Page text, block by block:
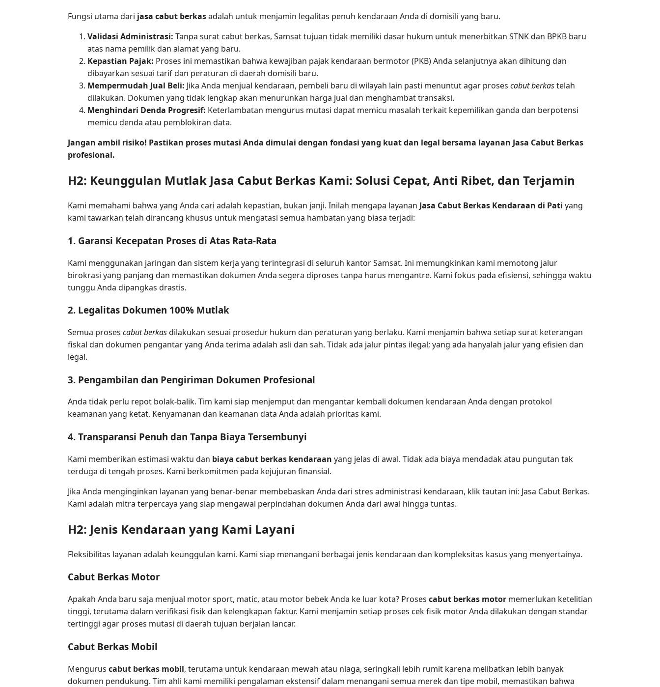
Fungsi utama dari jasa cabut berkasadalah untuk menjamin legalitas penuh kendaraan Anda di domisili yang baru.
Validasi Administrasi: Tanpa surat cabut berkas, Samsat tujuan tidak memiliki dasar hukum untuk menerbitkan STNK dan BPKB baru
atas nama pemilik dan alamat yang baru.
Kepastian Pajak: Proses ini memastikan bahwa kewajiban pajak kendaraan bermotor (PKB) Anda selanjutnya akan dihitung dan
dibayarkan sesuai tarif dan peraturan di daerah domisili baru.
Mempermudah Jual Beli: Jika Anda menjual kendaraan, pembeli baru di wilayah lain pasti menuntut agar proses cabut berkastelah
dilakukan. Dokumen yang tidak lengkap akan menurunkan harga jual dan menghambat transaksi.
Menghindari Denda Progresif: Keterlambatan mengurus mutasi dapat memicu masalah terkait kepemilikan ganda dan berpotensi
memicu denda atau pemblokiran data.
Jangan ambil risiko! Pastikan proses mutasi Anda dimulai dengan fondasi yang kuat dan legal bersama layanan Jasa Cabut Berkas
profesional.
H2: Keunggulan Mutlak Jasa Cabut Berkas Kami: Solusi Cepat, Anti Ribet, dan Terjamin
Kami memahami bahwa yang Anda cari adalah kepastian, bukan janji. Inilah mengapa layanan Jasa Cabut Berkas Kendaraan di Pati yang
kami tawarkan telah dirancang khusus untuk mengatasi semua hambatan yang biasa terjadi:
1. Garansi Kecepatan Proses di Atas Rata-Rata
Kami menggunakan jaringan dan sistem kerja yang terintegrasi di seluruh kantor Samsat. Ini memungkinkan kami memotong jalur
birokrasi yang panjang dan memastikan dokumen Anda segera diproses tanpa harus mengantre. Kami fokus pada efisiensi, sehingga waktu
tunggu Anda dipangkas drastis.
2. Legalitas Dokumen 100% Mutlak
Semua proses cabut berkasdilakukan sesuai prosedur hukum dan peraturan yang berlaku. Kami menjamin bahwa setiap surat keterangan
fiskal dan dokumen pengantar yang Anda terima adalah asli dan sah. Tidak ada jalur pintas ilegal; yang ada hanyalah jalur yang efisien dan
legal.
3. Pengambilan dan Pengiriman Dokumen Profesional
Anda tidak perlu repot bolak-balik. Tim kami siap menjemput dan mengantar kembali dokumen kendaraan Anda dengan protokol
keamanan yang ketat. Kenyamanan dan keamanan data Anda adalah prioritas kami.
4. Transparansi Penuh dan Tanpa Biaya Tersembunyi
Kami memberikan estimasi waktu dan biaya cabut berkas kendaraan yang jelas di awal. Tidak ada biaya mendadak atau pungutan tak
terduga di tengah proses. Kami berkomitmen pada kejujuran finansial.
Jika Anda menginginkan layanan yang benar-benar membebaskan Anda dari stres administrasi kendaraan, klik tautan ini: Jasa Cabut Berkas.
Kami adalah mitra terpercaya yang siap mengawal perpindahan dokumen Anda dari awal hingga tuntas.
H2: Jenis Kendaraan yang Kami Layani
Fleksibilitas layanan adalah keunggulan kami. Kami siap menangani berbagai jenis kendaraan dan kompleksitas kasus yang menyertainya.
Cabut Berkas Motor
Apakah Anda baru saja menjual motor sport, matic, atau motor bebek Anda ke luar kota? Proses cabut berkas motor memerlukan ketelitian
tinggi, terutama dalam verifikasi fisik dan kelengkapan faktur. Kami menjamin setiap proses cek fisik motor Anda dilakukan dengan standar
tertinggi agar proses mutasi di daerah tujuan berjalan lancar.
Cabut Berkas Mobil
Mengurus cabut berkas mobil, terutama untuk kendaraan mewah atau niaga, seringkali lebih rumit karena melibatkan lebih banyak
dokumen pendukung. Tim ahli kami memiliki pengalaman ekstensif dalam menangani semua merek dan tipe mobil, memastikan bahwa